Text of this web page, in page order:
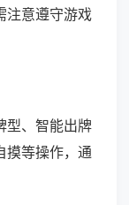
注意遵守游戏
型、智能出牌
摸等操作，通